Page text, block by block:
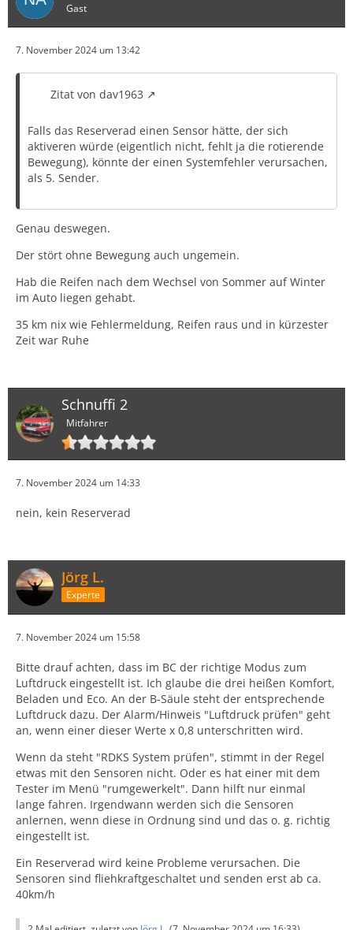
Gast
7. November 2024 um 13:42
Zitat von dav1963
Falls das Reserverad einen Sensor hätte, der sich
aktiveren würde (eigentlich nicht, fehlt ja die rotierende
Bewegung), könnte der einen Systemfehler verursachen,
als 5. Sender.
Genau deswegen.
Der stört ohne Bewegung auch ungemein.
Hab die Reifen nach dem Wechsel von Sommer auf Winter
im Auto liegen gehabt.
35 km nix wie Fehlermeldung, Reifen raus und in kürzester
Zeit war Ruhe
Schnuffi 2
Mitfahrer
7. November 2024 um 14:33
nein, kein Reserverad
Jörg L.
Experte
7. November 2024 um 15:58
Bitte drauf achten, dass im BC der richtige Modus zum
Luftdruck eingestellt ist. Ich glaube die drei heißen Komfort,
Beladen und Eco. An der B-Säule steht der entsprechende
Luftdruck dazu. Der Alarm/Hinweis "Luftdruck prüfen" geht
an, wenn einer dieser Werte x 0,8 unterschritten wird.
Wenn da steht "RDKS System prüfen", stimmt in der Regel
etwas mit den Sensoren nicht. Oder es hat einer mit dem
Tester im Menü "rumgewerkelt". Dann hilft nur einmal
lange fahren. Irgendwann werden sich die Sensoren
anlernen, wenn diese in Ordnung sind und das o. g. richtig
eingestellt ist.
Ein Reserverad wird keine Probleme verursachen. Die
Sensoren sind fliehkraftgeschaltet und senden erst ab ca.
40km/h